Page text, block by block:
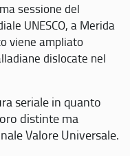
sessione del
UNESCO, a Merida
viene ampliato
dislocate nel
seriale in quanto
distinte ma
Valore Universale.